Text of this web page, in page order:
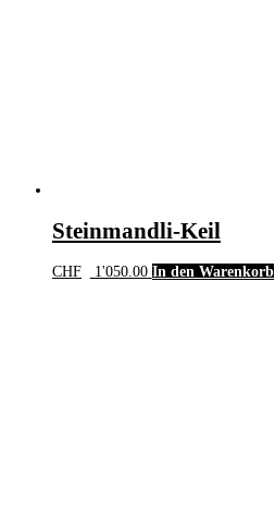
Steinmandli-Keil
CHF 1'050.00 In den Warenkorb